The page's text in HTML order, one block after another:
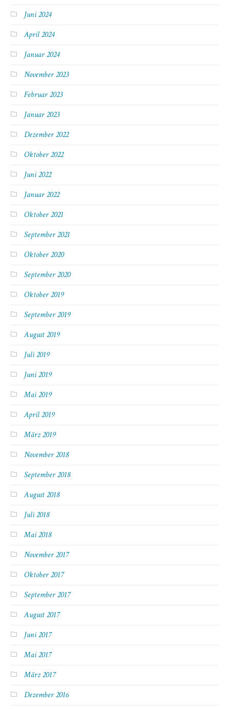
Juni 2024
April 2024
Januar 2024
November 2023
Februar 2023
Januar 2023
Dezember 2022
Oktober 2022
Juni 2022
Januar 2022
Oktober 2021
September 2021
Oktober 2020
September 2020
Oktober 2019
September 2019
August 2019
Juli 2019
Juni 2019
Mai 2019
April 2019
März 2019
November 2018
September 2018
August 2018
Juli 2018
Mai 2018
November 2017
Oktober 2017
September 2017
August 2017
Juni 2017
Mai 2017
März 2017
Dezember 2016